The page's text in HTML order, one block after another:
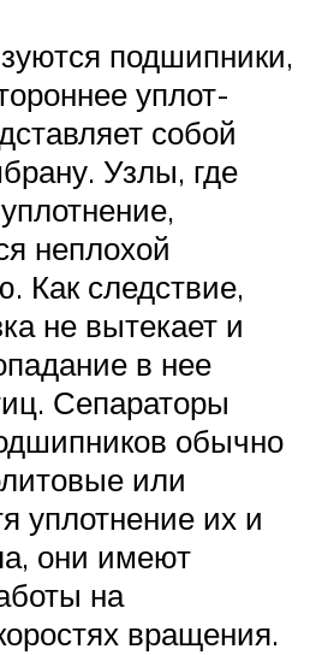
подшипники,
уплот­
собой
Узлы, где
неплохой
Как следствие,
не вытекает и
в нее
Сепараторы
обычно
или
уплотнение их и
они имеют
на
вращения.